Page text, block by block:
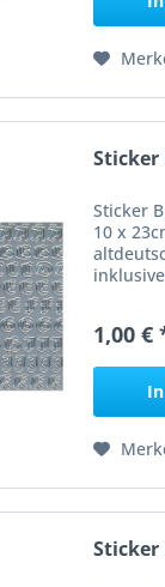
Sticker
Sticker
10 x
1,00 €
Sticker